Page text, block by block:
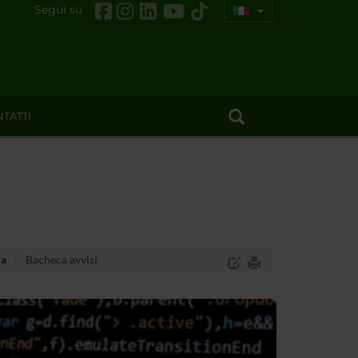
Segui su
Bacheca avvisi